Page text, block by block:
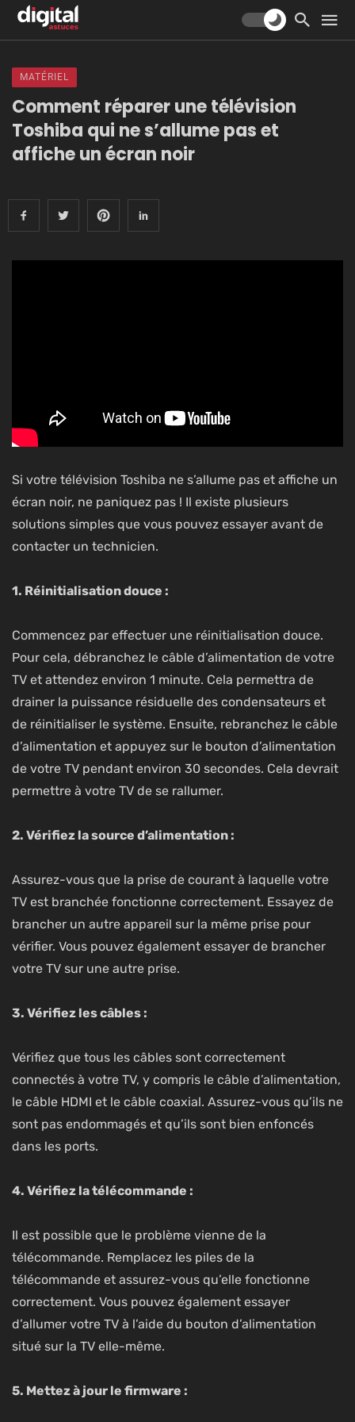
MATÉRIEL
Comment réparer une télévision
Toshiba qui ne s’allume pas et
affiche un écran noir
Si votre télévision Toshiba ne s’allume pas et affiche un
écran noir, ne paniquez pas ! Il existe plusieurs
solutions simples que vous pouvez essayer avant de
contacter un technicien.
1. Réinitialisation douce :
Commencez par effectuer une réinitialisation douce.
Pour cela, débranchez le câble d’alimentation de votre
TV et attendez environ 1 minute. Cela permettra de
drainer la puissance résiduelle des condensateurs et
de réinitialiser le système. Ensuite, rebranchez le câble
d’alimentation et appuyez sur le bouton d’alimentation
de votre TV pendant environ 30 secondes. Cela devrait
permettre à votre TV de se rallumer.
2. Vérifiez la source d’alimentation :
Assurez-vous que la prise de courant à laquelle votre
TV est branchée fonctionne correctement. Essayez de
brancher un autre appareil sur la même prise pour
vérifier. Vous pouvez également essayer de brancher
votre TV sur une autre prise.
3. Vérifiez les câbles :
Vérifiez que tous les câbles sont correctement
connectés à votre TV, y compris le câble d’alimentation,
le câble HDMI et le câble coaxial. Assurez-vous qu’ils ne
sont pas endommagés et qu’ils sont bien enfoncés
dans les ports.
4. Vérifiez la télécommande :
Il est possible que le problème vienne de la
télécommande. Remplacez les piles de la
télécommande et assurez-vous qu’elle fonctionne
correctement. Vous pouvez également essayer
d’allumer votre TV à l’aide du bouton d’alimentation
situé sur la TV elle-même.
5. Mettez à jour le firmware :